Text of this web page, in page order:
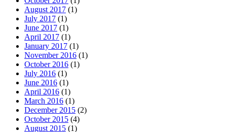
August 2017 (1)
July 2017 (1)
June 2017 (1)
April 2017 (1)
January 2017 (1)
November 2016 (1)
October 2016 (1)
July 2016 (1)
June 2016 (1)
April 2016 (1)
March 2016 (1)
December 2015 (2)
October 2015 (4)
August 2015 (1)